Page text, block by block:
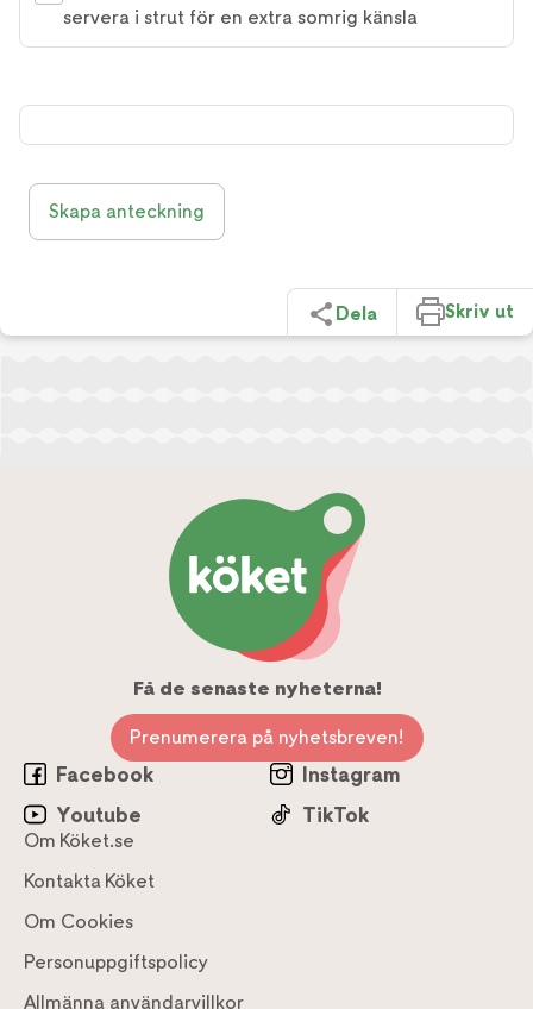
servera i strut för en extra somrig känsla
Skapa anteckning
Dela Skriv ut
Få de senaste nyheterna!
Prenumerera på nyhetsbreven!
Facebook
Instagram
Youtube
TikTok
Om Köket.se
Kontakta Köket
Om Cookies
Personuppgiftspolicy
Allmänna användarvillkor